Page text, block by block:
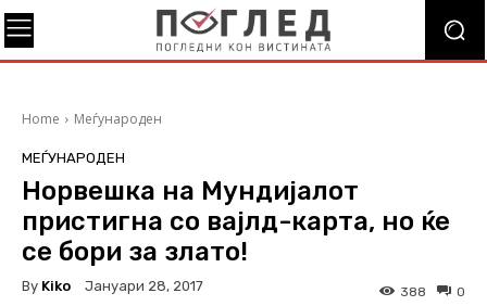
Home Меѓународен
МЕЃУНАРОДЕН
Норвешка на Мундијалот
пристигна со вајлд-карта, но ќе
се бори за злато!
By Kiko Јануари 28, 2017 0
388